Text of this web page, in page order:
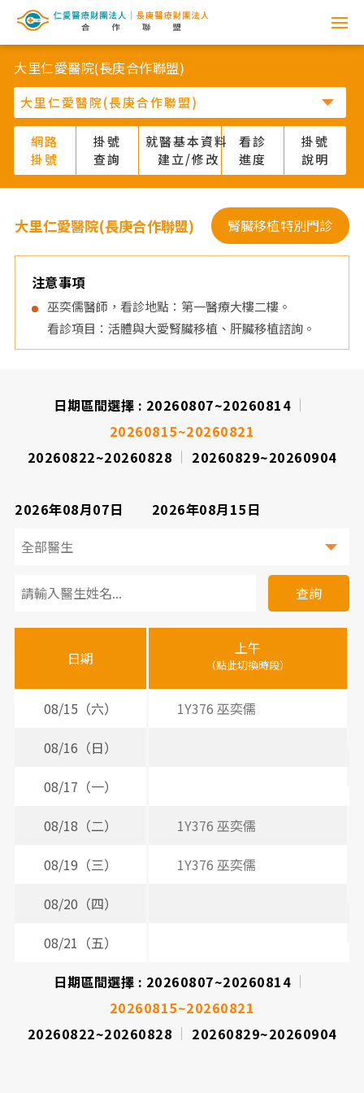
網
路
掛
號
系
統
-
仁
愛
醫
大里仁愛醫院(長庚合作聯盟)
網路
掛號
掛號
查詢
就醫基本資料
建立/修改
看診
進度
掛號
說明
大里仁愛醫院(長庚合作聯盟) 腎臟移植特別門診
注意事項
巫奕儒醫師，看診地點：第一醫療大樓二樓。
看診項目：活體與大愛腎臟移植、肝臟移植諮詢。
日期區間選擇 : 20260807~20260814
20260815~20260821
20260822~20260828
20260829~20260904
2026年08月07日 2026年08月15日
診
醫
時
查詢
日期
上午
（點此切換時段）
08/15（六）
1Y376 巫奕儒
08/16（日）
08/17（一）
08/18（二）
1Y376 巫奕儒
08/19（三）
1Y376 巫奕儒
08/20（四）
08/21（五）
日期區間選擇 : 20260807~20260814
20260815~20260821
20260822~20260828
20260829~20260904